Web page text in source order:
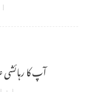
آپ کا رہائشی علاقہ 75 کروڑ سالوں میں